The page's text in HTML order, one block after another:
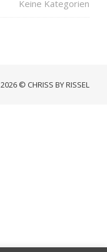
Keine Kategorien
2026 © CHRISS BY RISSEL